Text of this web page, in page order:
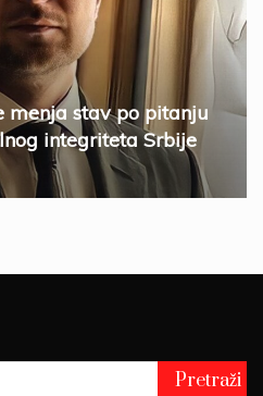
menja stav po pitanju
integriteta Srbije